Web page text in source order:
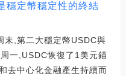
穩定幣穩定性的終結
末,第二大穩定幣USDC與
一,USDC恢復了1美元錨
去中心化金融產生持續而